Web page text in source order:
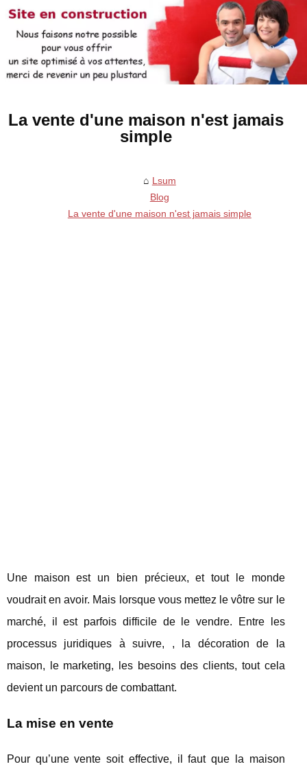
La vente d'une maison n'est jamais
simple
Lsum
Blog
La vente d'une maison n'est jamais simple
Une maison est un bien précieux, et tout le monde
voudrait en avoir. Mais lorsque vous mettez le vôtre sur le
marché, il est parfois difficile de le vendre. Entre les
processus juridiques à suivre, , la décoration de la
maison, le marketing, les besoins des clients, tout cela
devient un parcours de combattant.
La mise en vente
Pour qu’une vente soit effective, il faut que la maison